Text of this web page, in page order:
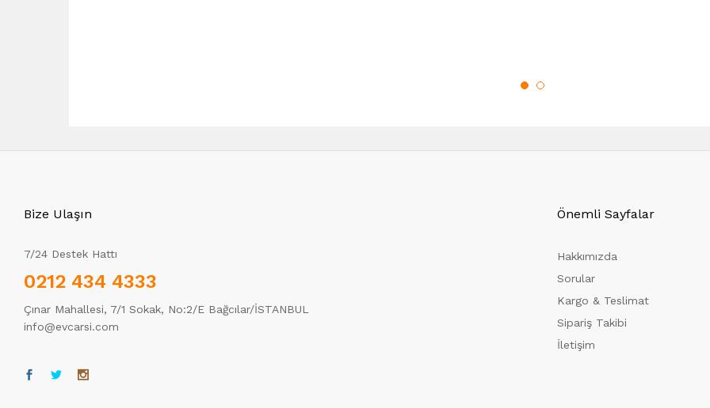
Bize Ulaşın
7/24 Destek Hattı
0212 434 4333
Çınar Mahallesi, 7/1 Sokak, No:2/E Bağcılar/İSTANBUL
info@evcarsi.com
Önemli Sayfalar
Hakkımızda
Sorular
Kargo & Teslimat
Sipariş Takibi
İletişim